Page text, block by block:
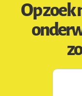
Op zoek